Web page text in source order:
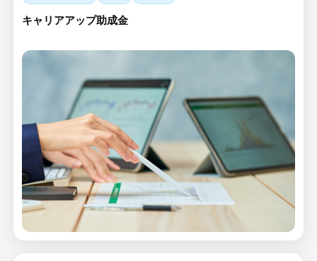
キャリアアップ助成金